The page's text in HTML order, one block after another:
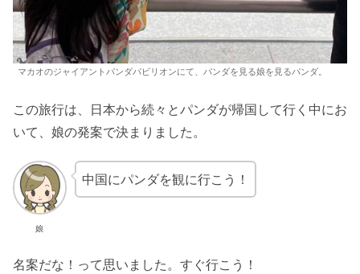
マカオのジャイアントパンダパビリオンにて、パンダを見る娘を見るパンダ。
この旅行は、日本から続々とパンダが帰国して行く中にお
いて、娘の発案で決まりました。
娘
中国にパンダを観に行こう！
名案だな！って思いました。すぐ行こう！